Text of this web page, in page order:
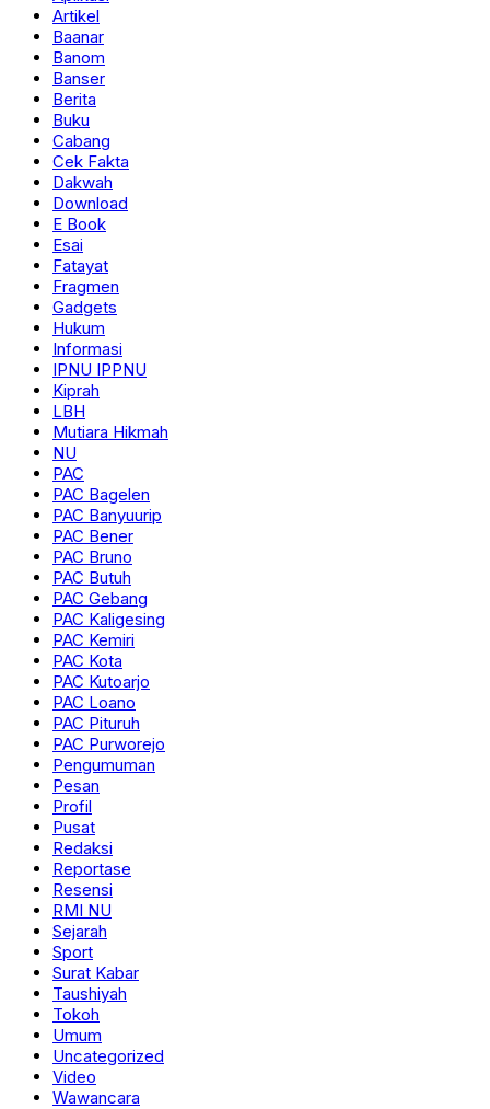
Artikel
Baanar
Banom
Banser
Berita
Buku
Cabang
Cek Fakta
Dakwah
Download
E Book
Esai
Fatayat
Fragmen
Gadgets
Hukum
Informasi
IPNU IPPNU
Kiprah
LBH
Mutiara Hikmah
NU
PAC
PAC Bagelen
PAC Banyuurip
PAC Bener
PAC Bruno
PAC Butuh
PAC Gebang
PAC Kaligesing
PAC Kemiri
PAC Kota
PAC Kutoarjo
PAC Loano
PAC Pituruh
PAC Purworejo
Pengumuman
Pesan
Profil
Pusat
Redaksi
Reportase
Resensi
RMI NU
Sejarah
Sport
Surat Kabar
Taushiyah
Tokoh
Umum
Uncategorized
Video
Wawancara